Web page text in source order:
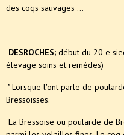
des coqs sauvages ...
DESROCHES; début du 20 e
élevage soins et remèdes)
" Lorsque l'ont parle de
Bressoisses.
La Bressoise ou poularde de